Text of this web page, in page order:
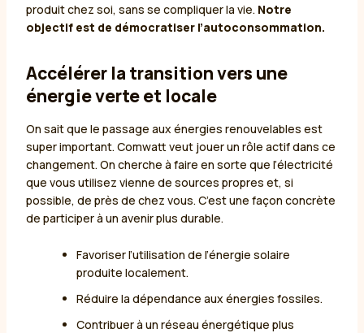
produit chez soi, sans se compliquer la vie. Notre
objectif est de démocratiser l’autoconsommation.
Accélérer la transition vers une
énergie verte et locale
On sait que le passage aux énergies renouvelables est
super important. Comwatt veut jouer un rôle actif dans ce
changement. On cherche à faire en sorte que l’électricité
que vous utilisez vienne de sources propres et, si
possible, de près de chez vous. C’est une façon concrète
de participer à un avenir plus durable.
Favoriser l’utilisation de l’énergie solaire
produite localement.
Réduire la dépendance aux énergies fossiles.
Contribuer à un réseau énergétique plus